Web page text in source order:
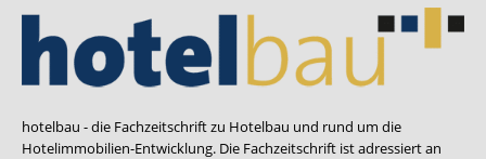
hotelbau - die Fachzeitschrift zu Hotelbau und rund um die
Hotelimmobilien-Entwicklung. Die Fachzeitschrift ist adressiert an